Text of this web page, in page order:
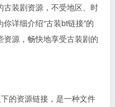
装剧资源，不受地区、时
详细介绍“古装bt链接”的
源，畅快地享受古装剧的
的资源链接，是一种文件